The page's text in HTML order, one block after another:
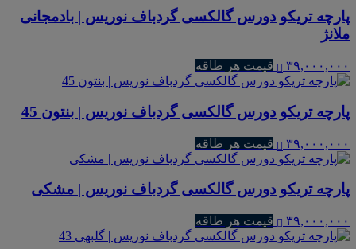
پارچه تریکو دورس گالکسی گردباف نوریس | بادمجانی
ملانژ
۳۹,۰۰۰,۰۰۰ قیمت هر طاقه
پارچه تریکو دورس گالکسی گردباف نوریس | بنتون 45
۳۹,۰۰۰,۰۰۰ قیمت هر طاقه
پارچه تریکو دورس گالکسی گردباف نوریس | مشکی
۳۹,۰۰۰,۰۰۰ قیمت هر طاقه